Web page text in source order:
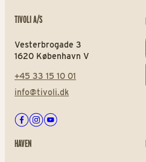
TIVOLI A/S
Vesterbrogade 3
1620 København V
+45 33 15 10 01
info@tivoli.dk
Facebook
Instagram
Youtube
HAVEN